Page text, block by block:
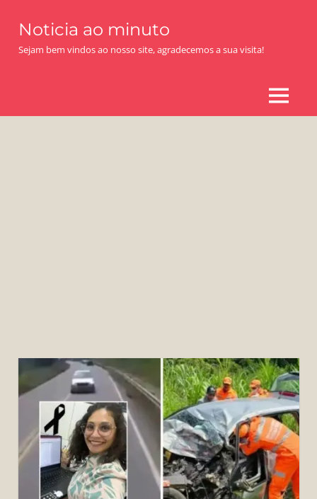
content
Noticia ao minuto
Sejam bem vindos ao nosso site, agradecemos a sua visita!
MENU